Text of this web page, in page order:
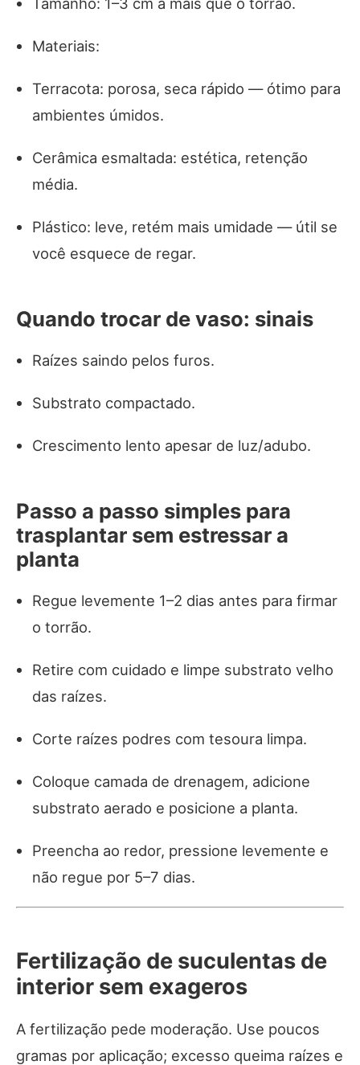
Materiais:
Terracota: porosa, seca rápido — ótimo para
ambientes úmidos.
Cerâmica esmaltada: estética, retenção
média.
Plástico: leve, retém mais umidade — útil se
você esquece de regar.
Quando trocar de vaso: sinais
Raízes saindo pelos furos.
Substrato compactado.
Crescimento lento apesar de luz/adubo.
Passo a passo simples para
trasplantar sem estressar a
planta
Regue levemente 1–2 dias antes para firmar
o torrão.
Retire com cuidado e limpe substrato velho
das raízes.
Corte raízes podres com tesoura limpa.
Coloque camada de drenagem, adicione
substrato aerado e posicione a planta.
Preencha ao redor, pressione levemente e
não regue por 5–7 dias.
Fertilização de suculentas de
interior sem exageros
A fertilização pede moderação. Use poucos
gramas por aplicação; excesso queima raízes e